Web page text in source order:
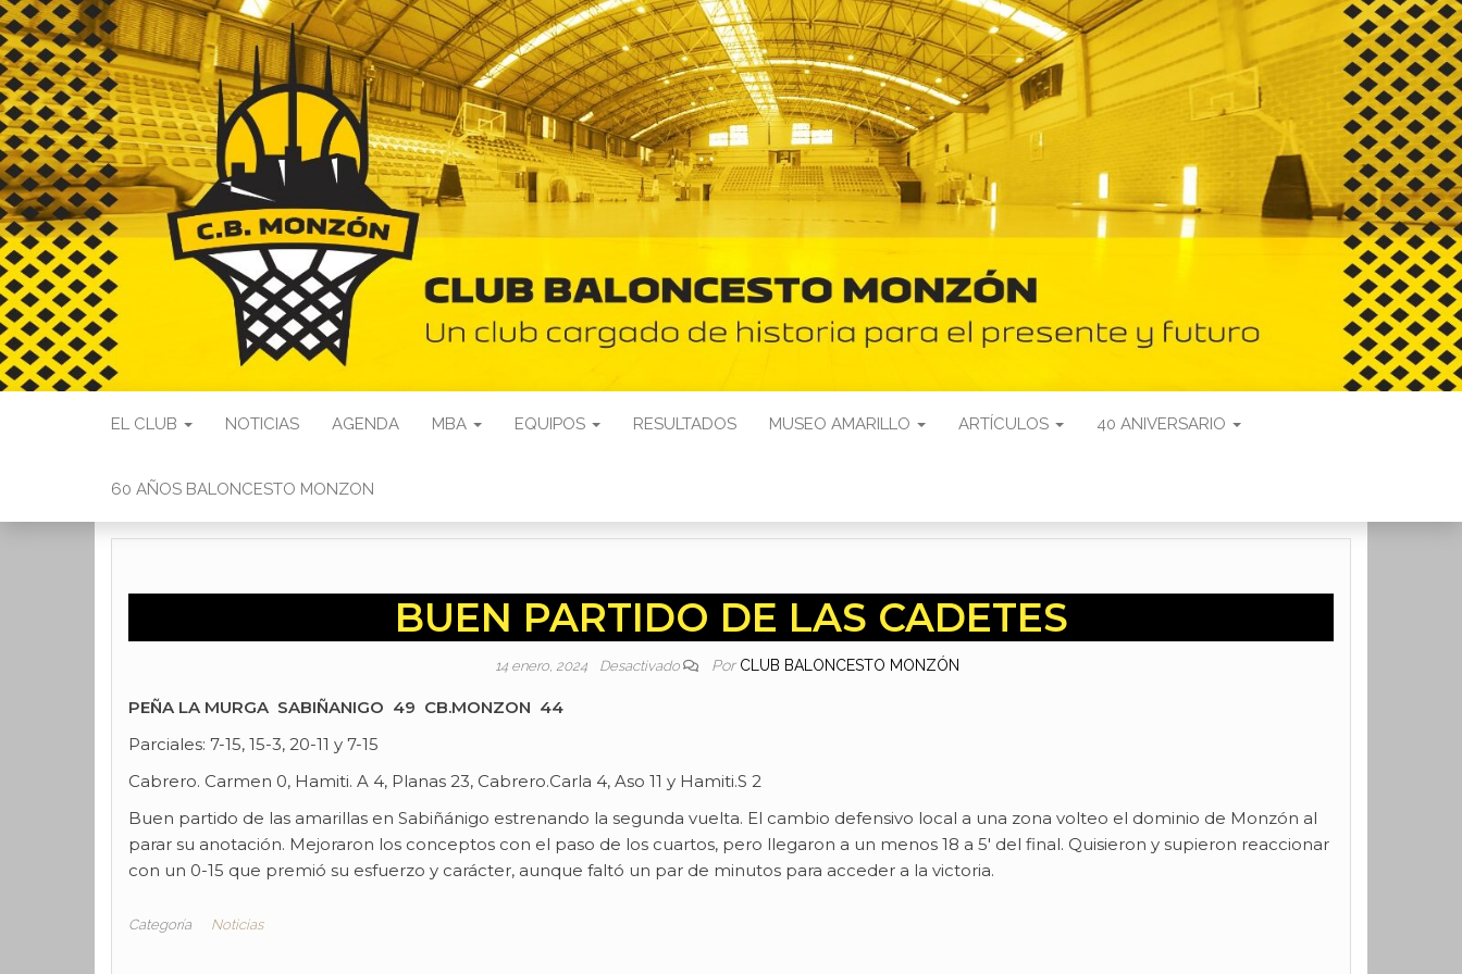
EL CLUB NOTICIAS AGENDA MBA EQUIPOS RESULTADOS MUSEO AMARILLO ARTÍCULOS 40 ANIVERSARIO
60 AÑOS BALONCESTO MONZON
BUEN PARTIDO DE LAS CADETES
14 enero, 2024 Desactivado Por CLUB BALONCESTO MONZÓN
PEÑA LA MURGA SABIÑANIGO 49 CB.MONZON 44
Parciales: 7-15, 15-3, 20-11 y 7-15
Cabrero. Carmen 0, Hamiti. A 4, Planas 23, Cabrero.Carla 4, Aso 11 y Hamiti.S 2
Buen partido de las amarillas en Sabiñánigo estrenando la segunda vuelta. El cambio defensivo local a una zona volteo el dominio de Monzón al
parar su anotación. Mejoraron los conceptos con el paso de los cuartos, pero llegaron a un menos 18 a 5′ del final. Quisieron y supieron reaccionar
con un 0-15 que premió su esfuerzo y carácter, aunque faltó un par de minutos para acceder a la victoria.
Categoría Noticias